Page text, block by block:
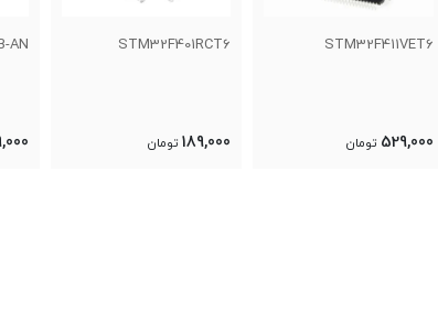
STM32F401RCT6
189,000 تومان
ATSAMS70N19B-AN
999,000 تومان
AU